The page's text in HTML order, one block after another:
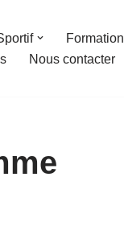
Formation
Nous contacter